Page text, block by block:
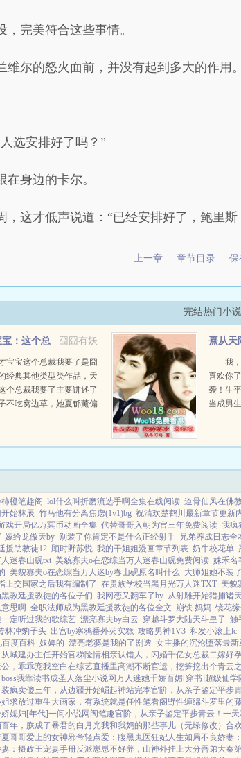
，完美符合这些事情。
维尔的怒火面前，并没有起到多大的作用。
选安排好了吗？”
身边的卡尔。
，这才低声说道：“已经安排好了，鲍里
上一章 章节目录 保
完结热门小
囧囧有妖
宝：这个总
了宝宝这个总裁我要了是囧
经典其他类型类作品，天
个总裁我要了主要讲述了
不吃窝边草，她夏郁薰偏
。禁忌书屋提供天才宝宝
熹从天
少，
我
喜欢你
袭！生
当成男
18W18...
橙笔趣阁 lol什么叫折磨流选手啊全集在线阅读 道骨仙风在佛
始林辰 竹马他有分离焦虑(1v1)bg 祝清欢楚鹤川最新章节更新
戏开局亿万冥币动画全集 代替哥哥入朝为官三年免费阅读 我疯
嫁给龙傲天by 别装了你肯定不是什么正经射手 兄弟养成日志全
援助教徒12 顾时野苏悦 我的干姐姐漫画章节列表 奶牛校花单
迷春山砚txt 美貌寡夫o在恋综当万人迷春山砚免费阅读 姝禾名
美貌寡夫o在恋综当万人迷by春山砚原名叫什么 大师姐她不装
上交国家之后我有编制了 在贵族学校当黑月光万人迷TXT 美貌
教廷援教徒的各位子们 我网恋又翻车了by 从射雕开始猎捕诸
思啊 全职法师成为黑教廷援教徒的各位全文 崩铁 妈妈 镜花
定听过我的歌综艺 漂亮寡夫by白云 穿越斗罗大陆天斗皇子 触
林冲豹子头 出宫by寒鸦番外芡实糕 攻略男神1V3 和发小滚上lc
百度百科 奴婢的 漂亮老婆是我的了剧透 女主播的沉沦堕落最新
城建办主任开始官梯险情相亲认错人，闪婚千亿女总裁二嫁好
，乖乖宠我空白在综艺直播里高潮不断官运，挖笋挖出个青云
我靠读书成圣人落尘小说网万人迷她千娇百媚[穿书] 超级仙学
装疯卖傻三年，从边疆开始崛起神站完本官阶，从亲子鉴定平步
求放过重生大画家，有系统就是任性笔看阁 野性缠绵斗罗里的
媳妇[年代]一问小说网 阁笔趣官阶，从亲子鉴定平步青云！ 一
年，朕成了暴君的白月光我和我妈的那些事儿（无绿修改） 合
哥哥爱上的女神邪帝轻点爱：腹黑鬼医狂妃人生如局不良娇妻
：摄政王宠妻手册反派崽崽不好养，山神外挂上大分吾弟大秦